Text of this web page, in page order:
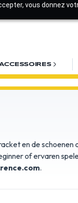
vous donnez
en de
of ervaren
.